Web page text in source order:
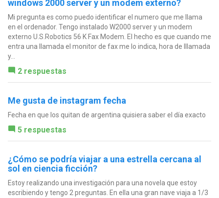
windows 2000 server y un modem externo?
Mi pregunta es como puedo identificar el numero que me llama
en el ordenador. Tengo instalado W2000 server y un modem
externo U.S.Robotics 56 K Fax Modem. El hecho es que cuando me
entra una llamada el monitor de fax me lo indica, hora de lllamada
y...
2 respuestas
Me gusta de instagram fecha
Fecha en que los quitan de argentina quisiera saber el día exacto
5 respuestas
¿Cómo se podría viajar a una estrella cercana al
sol en ciencia ficción?
Estoy realizando una investigación para una novela que estoy
escribiendo y tengo 2 preguntas. En ella una gran nave viaja a 1/3